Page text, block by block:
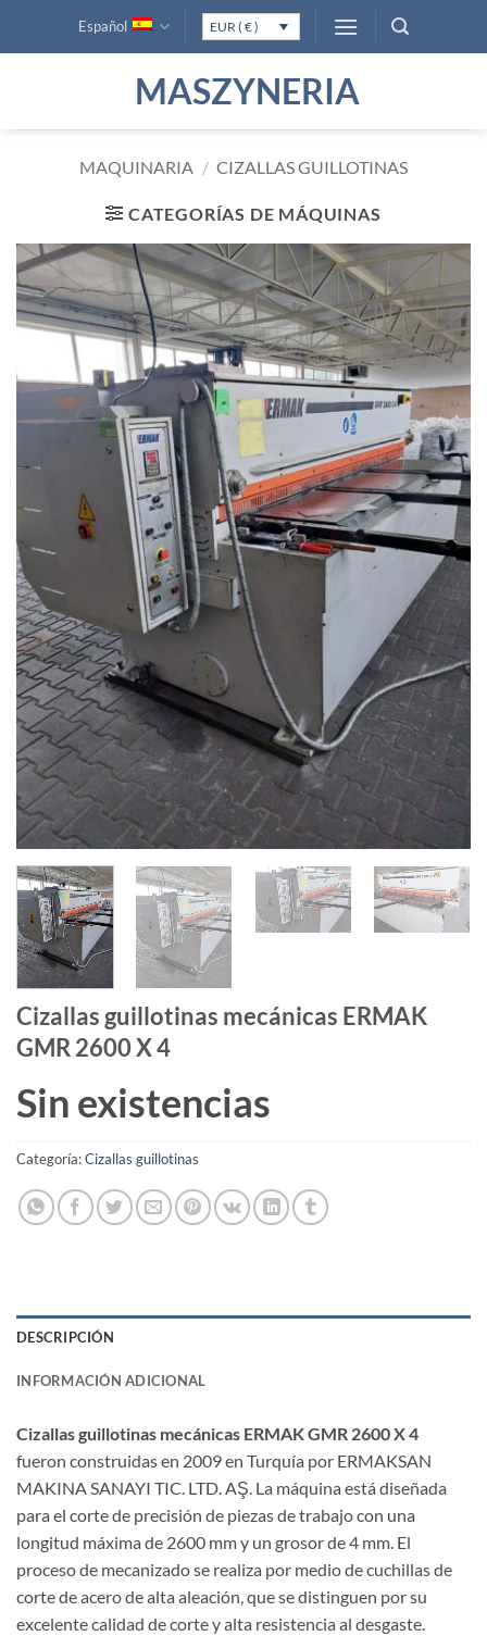
Español EUR ( € )
MASZYNERIA
MAQUINARIA / CIZALLAS GUILLOTINAS
CATEGORÍAS DE MÁQUINAS
Cizallas guillotinas mecánicas ERMAK
GMR 2600 X 4
Sin existencias
Categoría:Cizallas guillotinas
DESCRIPCIÓN
INFORMACIÓN ADICIONAL
Cizallas guillotinas mecánicas ERMAK GMR 2600 X 4
fueron construidas en 2009 en Turquía por ERMAKSAN
MAKINA SANAYI TIC. LTD. AŞ. La máquina está diseñada
para el corte de precisión de piezas de trabajo con una
longitud máxima de 2600 mm y un grosor de 4 mm. El
proceso de mecanizado se realiza por medio de cuchillas de
corte de acero de alta aleación, que se distinguen por su
excelente calidad de corte y alta resistencia al desgaste.